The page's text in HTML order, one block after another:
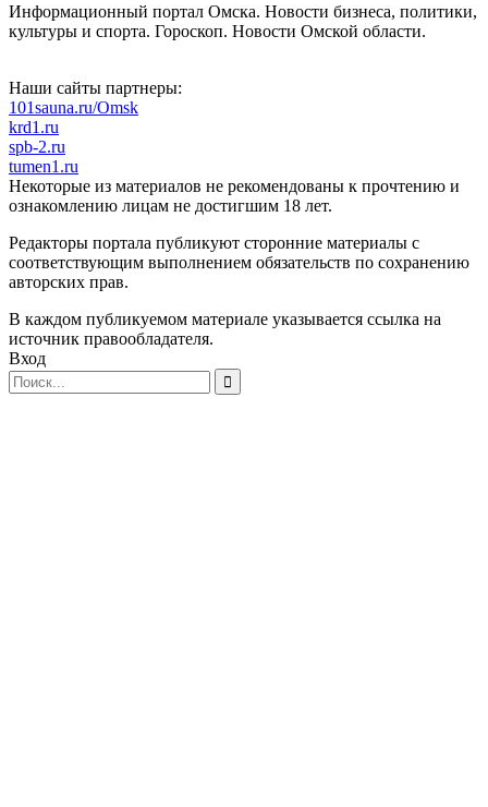
Информационный портал Омска. Новости бизнеса, политики,
культуры и спорта. Гороскоп. Новости Омской области.
Наши сайты партнеры:
101sauna.ru/Omsk
krd1.ru
spb-2.ru
tumen1.ru
Некоторые из материалов не рекомендованы к прочтению и
ознакомлению лицам не достигшим 18 лет.
Редакторы портала публикуют сторонние материалы с
соответствующим выполнением обязательств по сохранению
авторских прав.
В каждом публикуемом материале указывается ссылка на
источник правообладателя.
Вход